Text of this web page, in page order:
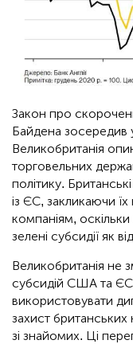
Закон про
Байдена зосередив
Великобританія
торговельних
політику.
із ЄС, закликаючи
компаніям,
зелені субсидії як
Великобританія не
субсидій США та
використовувати
захист британських
зі знайомих. Ці